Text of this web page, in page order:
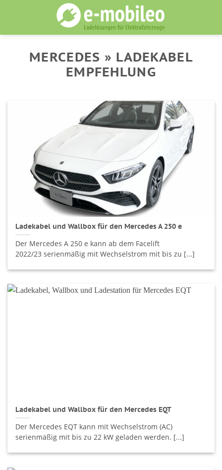
MERCEDES » LADEKABEL
EMPFEHLUNG
Ladekabel und Wallbox für den Mercedes A 250 e
Der Mercedes A 250 e kann ab dem Facelift
2022/23 serienmäßig mit Wechselstrom mit bis zu [...]
Ladekabel und Wallbox für den Mercedes EQT
Der Mercedes EQT kann mit Wechselstrom (AC)
serienmäßig mit bis zu 22 kW geladen werden. [...]